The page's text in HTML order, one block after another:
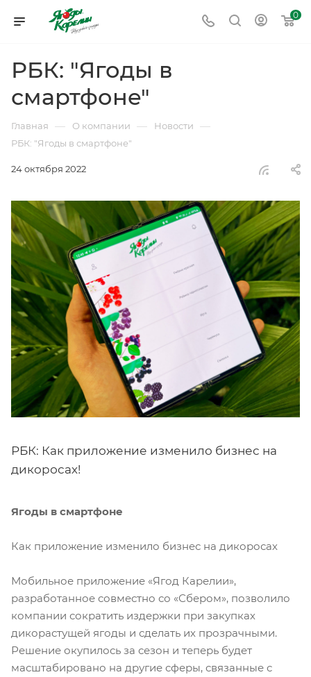
0
РБК: "Ягоды в
смартфоне"
Главная — О компании — Новости —
РБК: "Ягоды в смартфоне"
24 октября 2022
РБК: Как приложение изменило бизнес на
дикоросах!
Ягоды в смартфоне
Как приложение изменило бизнес на дикоросах
Мобильное приложение «Ягод Карелии»,
разработанное совместно со «Сбером», позволило
компании сократить издержки при закупках
дикорастущей ягоды и сделать их прозрачными.
Решение окупилось за сезон и теперь будет
масштабировано на другие сферы, связанные с